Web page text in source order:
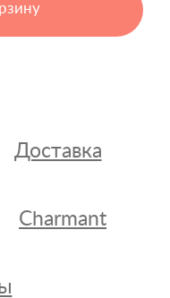
Доставка
Charmant